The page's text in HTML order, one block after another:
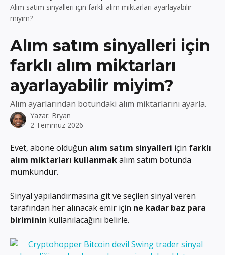
Alım satım sinyalleri için farklı alım miktarları ayarlayabilir
miyim?
Alım satım sinyalleri için
farklı alım miktarları
ayarlayabilir miyim?
Alım ayarlarından botundaki alım miktarlarını ayarla.
Yazar: Bryan
2 Temmuz 2026
Evet, abone olduğun alım satım sinyalleri için farklı
alım miktarları kullanmak alım satım botunda
mümkündür.
Sinyal yapılandırmasına git ve seçilen sinyal veren
tarafından her alınacak emir için ne kadar baz para
biriminin kullanılacağını belirle.